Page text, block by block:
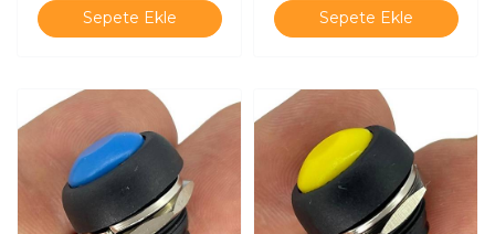
Sepete Ekle Sepete Ekle